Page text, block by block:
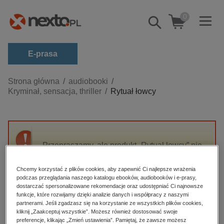
Pokaż/schowaj
wyszukiwarkę
0
E-prasa
Kategorie
Zobacz wszystkie E-prasa
budownictwo, aranżacja wnętrz
darmowe wydania
edukacja
hobby, sport, rozrywka
komputery, internet, technologie, informatyka
Strona główna
audiobooki
Kryminał, sensacja, thriller
Rytuał łowcy
Przepraszamy, ale produkt „Rytuał łowcy” nie
High-contrast mode
Polecane
Chcemy korzystać z plików cookies, aby zapewnić Ci najlepsze wrażenia
podczas przeglądania naszego katalogu ebooków, audiobooków i e-prasy,
dostarczać spersonalizowane rekomendacje oraz udostępniać Ci najnowsze
funkcje, które rozwijamy dzięki analizie danych i współpracy z naszymi
partnerami. Jeśli zgadzasz się na korzystanie ze wszystkich plików cookies,
kliknij „Zaakceptuj wszystkie”. Możesz również dostosować swoje
preferencje, klikając „Zmień ustawienia”. Pamiętaj, że zawsze możesz